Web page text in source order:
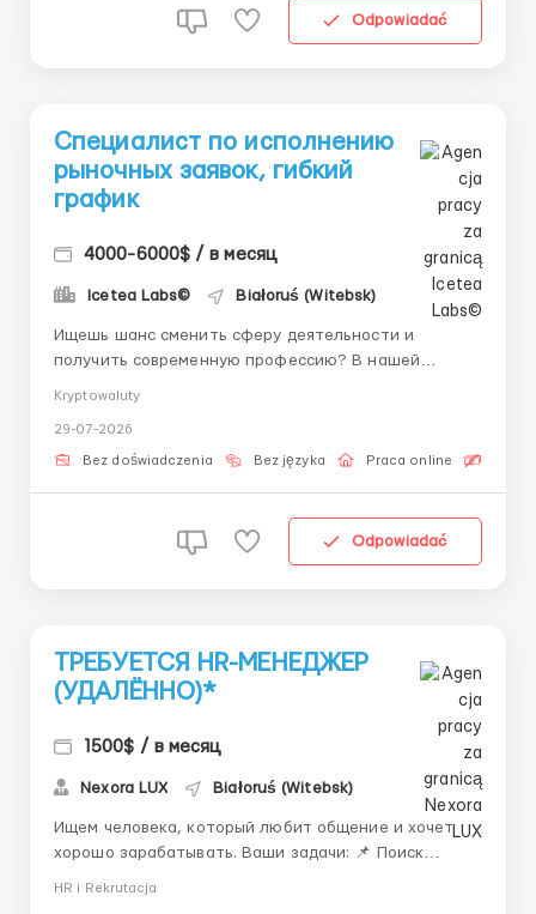
Odpowiadać
Специалист по исполнению
рыночных заявок, гибкий
график
4000-6000$ / в месяц
Icetea Labs© Białoruś (Witebsk)
Ищешь шанс сменить сферу деятельности и
получить современную профессию? В нашей
👤 Наш HR-менеджер в Telegram:
@Vitaliy_Onosov_HR Icetea Labs строит
Kryptowaluty
29-07-2026
Bez doświadczenia Bez języka Praca online
Odpowiadać
ТРЕБУЕТСЯ HR-МЕНЕДЖЕР
(УДАЛЁННО)*
1500$ / в месяц
Nexora LUX Białoruś (Witebsk)
Ищем человека, который любит общение и хочет
хорошо зарабатывать. Ваши задачи: 📌 Поиск
HR i Rekrutacja